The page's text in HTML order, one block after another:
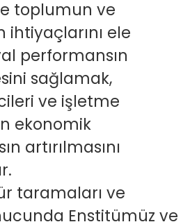
toplumun ve
ihtiyaçlarını ele
performansın
sağlamak,
ve işletme
ekonomik
artırılmasını
taramaları ve
Enstitümüz ve